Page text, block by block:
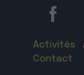
Activités
Contact